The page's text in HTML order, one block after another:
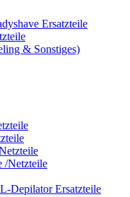
Ersatzteile
& Sonstiges)
/Netzteile
Depilator Ersatzteile